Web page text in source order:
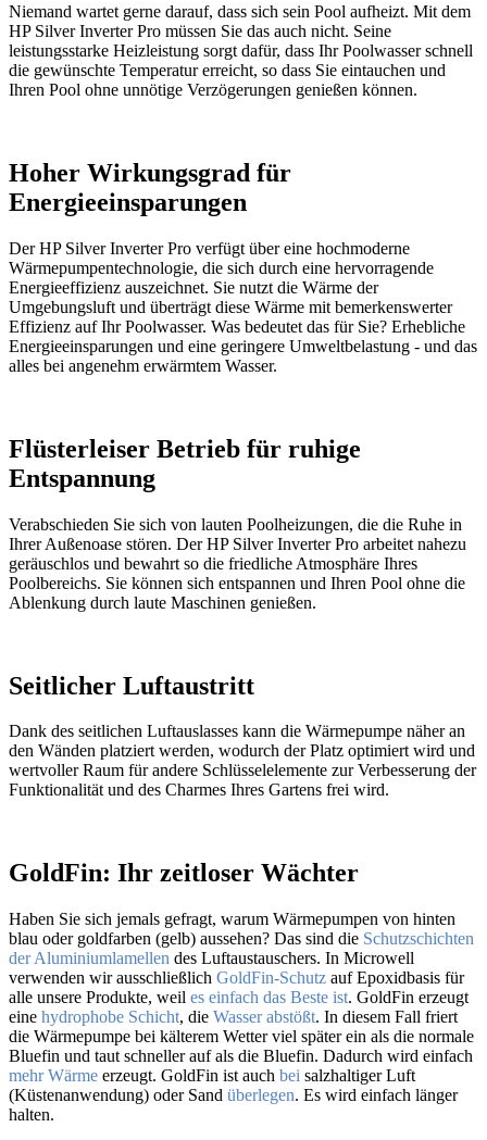
Niemand wartet gerne darauf, dass sich sein Pool aufheizt. Mit dem
HP Silver Inverter Pro müssen Sie das auch nicht. Seine
leistungsstarke Heizleistung sorgt dafür, dass Ihr Poolwasser schnell
die gewünschte Temperatur erreicht, so dass Sie eintauchen und
Ihren Pool ohne unnötige Verzögerungen genießen können.
Hoher Wirkungsgrad für
Energieeinsparungen
Der HP Silver Inverter Pro verfügt über eine hochmoderne
Wärmepumpentechnologie, die sich durch eine hervorragende
Energieeffizienz auszeichnet. Sie nutzt die Wärme der
Umgebungsluft und überträgt diese Wärme mit bemerkenswerter
Effizienz auf Ihr Poolwasser. Was bedeutet das für Sie? Erhebliche
Energieeinsparungen und eine geringere Umweltbelastung - und das
alles bei angenehm erwärmtem Wasser.
Flüsterleiser Betrieb für ruhige
Entspannung
Verabschieden Sie sich von lauten Poolheizungen, die die Ruhe in
Ihrer Außenoase stören. Der HP Silver Inverter Pro arbeitet nahezu
geräuschlos und bewahrt so die friedliche Atmosphäre Ihres
Poolbereichs. Sie können sich entspannen und Ihren Pool ohne die
Ablenkung durch laute Maschinen genießen.
Seitlicher Luftaustritt
Dank des seitlichen Luftauslasses kann die Wärmepumpe näher an
den Wänden platziert werden, wodurch der Platz optimiert wird und
wertvoller Raum für andere Schlüsselelemente zur Verbesserung der
Funktionalität und des Charmes Ihres Gartens frei wird.
GoldFin: Ihr zeitloser Wächter
Haben Sie sich jemals gefragt, warum Wärmepumpen von hinten
blau oder goldfarben (gelb) aussehen? Das sind die Schutzschichten
der Aluminiumlamellen des Luftaustauschers. In Microwell
verwenden wir ausschließlich GoldFin-Schutz auf Epoxidbasis für
alle unsere Produkte, weil es einfach das Beste ist. GoldFin erzeugt
eine hydrophobe Schicht, die Wasser abstößt. In diesem Fall friert
die Wärmepumpe bei kälterem Wetter viel später ein als die normale
Bluefin und taut schneller auf als die Bluefin. Dadurch wird einfach
mehr Wärme erzeugt. GoldFin ist auch bei salzhaltiger Luft
(Küstenanwendung) oder Sand überlegen. Es wird einfach länger
halten.